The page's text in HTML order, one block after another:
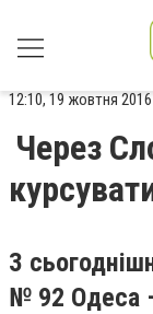
12:10, 19 жовтня 2016
Через
З
№ 92 Одеса